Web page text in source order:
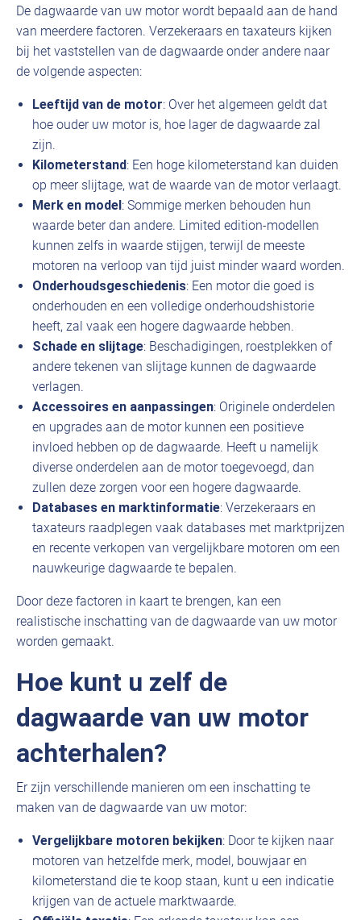
De dagwaarde van uw motor wordt bepaald aan de hand
van meerdere factoren. Verzekeraars en taxateurs kijken
bij het vaststellen van de dagwaarde onder andere naar
de volgende aspecten:
Leeftijd van de motor: Over het algemeen geldt dat
hoe ouder uw motor is, hoe lager de dagwaarde zal
zijn.
Kilometerstand: Een hoge kilometerstand kan duiden
op meer slijtage, wat de waarde van de motor verlaagt.
Merk en model: Sommige merken behouden hun
waarde beter dan andere. Limited edition-modellen
kunnen zelfs in waarde stijgen, terwijl de meeste
motoren na verloop van tijd juist minder waard worden.
Onderhoudsgeschiedenis: Een motor die goed is
onderhouden en een volledige onderhoudshistorie
heeft, zal vaak een hogere dagwaarde hebben.
Schade en slijtage: Beschadigingen, roestplekken of
andere tekenen van slijtage kunnen de dagwaarde
verlagen.
Accessoires en aanpassingen: Originele onderdelen
en upgrades aan de motor kunnen een positieve
invloed hebben op de dagwaarde. Heeft u namelijk
diverse onderdelen aan de motor toegevoegd, dan
zullen deze zorgen voor een hogere dagwaarde.
Databases en marktinformatie: Verzekeraars en
taxateurs raadplegen vaak databases met marktprijzen
en recente verkopen van vergelijkbare motoren om een
nauwkeurige dagwaarde te bepalen.
Door deze factoren in kaart te brengen, kan een
realistische inschatting van de dagwaarde van uw motor
worden gemaakt.
Hoe kunt u zelf de
dagwaarde van uw motor
achterhalen?
Er zijn verschillende manieren om een inschatting te
maken van de dagwaarde van uw motor:
Vergelijkbare motoren bekijken: Door te kijken naar
motoren van hetzelfde merk, model, bouwjaar en
kilometerstand die te koop staan, kunt u een indicatie
krijgen van de actuele marktwaarde.